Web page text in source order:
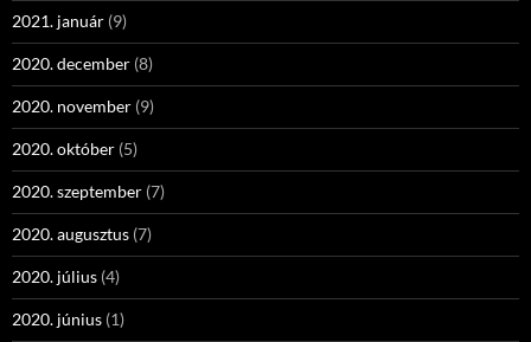
2021. január (9)
2020. december (8)
2020. november (9)
2020. október (5)
2020. szeptember (7)
2020. augusztus (7)
2020. július (4)
2020. június (1)